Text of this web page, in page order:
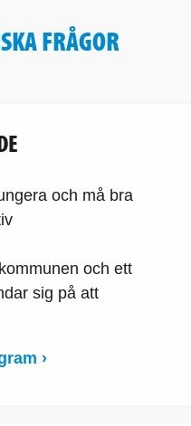
FRÅGOR
och må bra
och ett
sig på att
›